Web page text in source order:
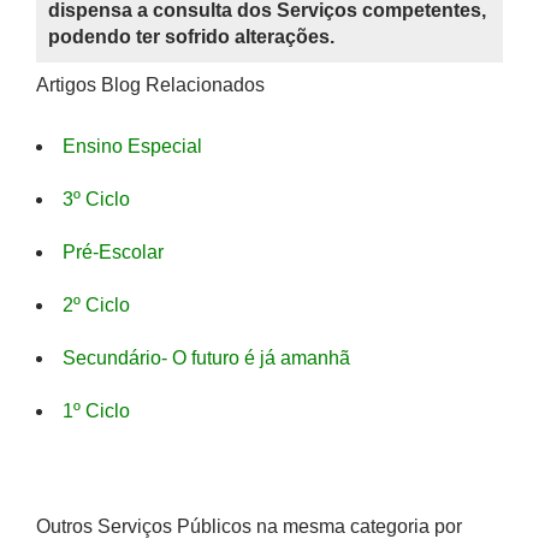
dispensa a consulta dos Serviços competentes,
podendo ter sofrido alterações.
Artigos Blog Relacionados
Ensino Especial
3º Ciclo
Pré-Escolar
2º Ciclo
Secundário- O futuro é já amanhã
1º Ciclo
Outros Serviços Públicos na mesma categoria por